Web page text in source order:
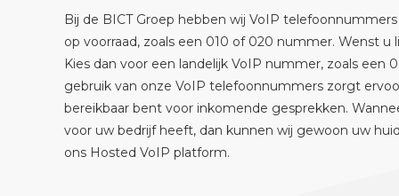
Bij de BICT Groep hebben wij VoIP telefoonnummers
op voorraad, zoals een 010 of 020 nummer. Wenst u
Kies dan voor een landelijk VoIP nummer, zoals een
gebruik van onze VoIP telefoonnummers zorgt
bereikbaar bent voor inkomende gesprekken.
voor uw bedrijf heeft, dan kunnen wij gewoon uw
ons Hosted VoIP platform.